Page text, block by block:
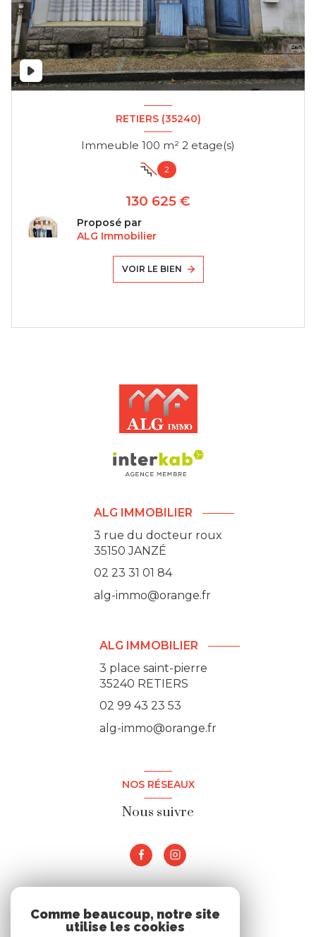
RETIERS (35240)
Immeuble 100 m² 2 etage(s)
2
130 625 €
Proposé par
ALG Immobilier
VOIR LE BIEN
ALG IMMOBILIER
3 rue du docteur roux
35150JANZÉ
02 23 31 01 84
alg-immo@orange.fr
ALG IMMOBILIER
3 place saint-pierre
35240 RETIERS
02 99 43 23 53
alg-immo@orange.fr
NOS RÉSEAUX
Nous suivre
ADHÉRENTS
Comme beaucoup, notre site
utilise les cookies